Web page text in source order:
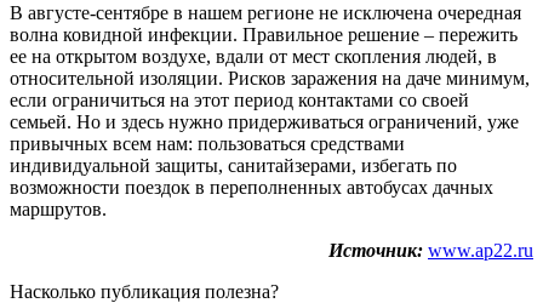
В августе-сентябре в нашем регионе не исключена очередная
волна ковидной инфекции. Правильное решение – пережить
ее на открытом воздухе, вдали от мест скопления людей, в
относительной изоляции. Рисков заражения на даче минимум,
если ограничиться на этот период контактами со своей
семьей. Но и здесь нужно придерживаться ограничений, уже
привычных всем нам: пользоваться средствами
индивидуальной защиты, санитайзерами, избегать по
возможности поездок в переполненных автобусах дачных
маршрутов.
Источник: www.ap22.ru
Насколько публикация полезна?